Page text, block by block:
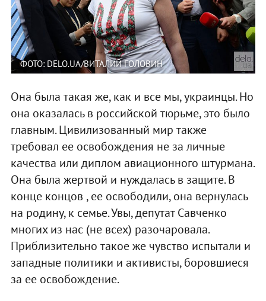
ФОТО: DELO.UA/ВИТАЛИЙ ГОЛОВИН
Она была такая же, как и все мы, украинцы. Но
она оказалась в российской тюрьме, это было
главным. Цивилизованный мир также
требовал ее освобождения не за личные
качества или диплом авиационного штурмана.
Она была жертвой и нуждалась в защите. В
конце концов , ее освободили, она вернулась
на родину, к семье. Увы, депутат Савченко
многих из нас (не всех) разочаровала.
Приблизительно такое же чувство испытали и
западные политики и активисты, боровшиеся
за ее освобождение.